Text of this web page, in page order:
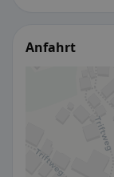
Anfahrt